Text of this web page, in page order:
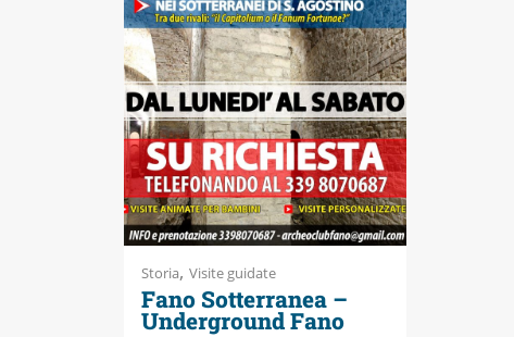
Storia, Visite guidate
Fano Sotterranea –
Underground Fano